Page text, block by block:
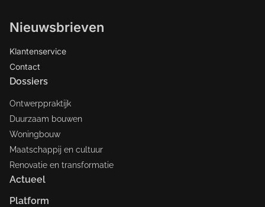
Nieuwsbrieven
Klantenservice
Contact
Dossiers
Ontwerppraktijk
Duurzaam bouwen
Woningbouw
Maatschappij en cultuur
Renovatie en transformatie
Actueel
Platform